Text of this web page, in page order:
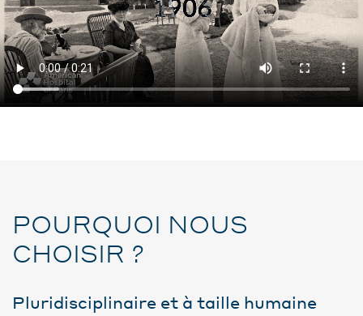
POURQUOI NOUS
CHOISIR ?
Pluridisciplinaire et à taille humaine